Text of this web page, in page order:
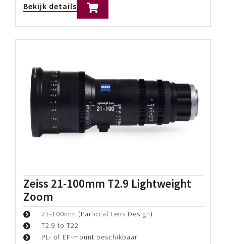
Bekijk details
Zeiss 21-100mm T2.9 Lightweight
Zoom
21-100mm (Parfocal Lens Design)
T2.9 to T22
PL- of EF-mount beschikbaar